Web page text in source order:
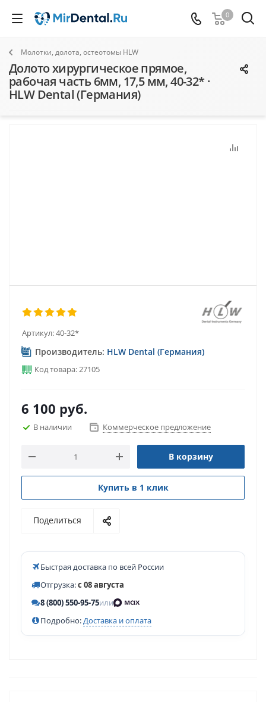
0
Молотки, долота, остеотомы HLW
Долото хирургическое прямое,
рабочая часть 6мм, 17,5 мм, 40-32* ·
HLW Dental (Германия)
Артикул:40-32*
Производитель: HLW Dental (Германия)
Код товара: 27105
6 100 руб.
В наличии Коммерческое предложение
В корзину
Купить в 1 клик
Поделиться
Быстрая доставка по всей России
Отгрузка:с 08 августа
8 (800) 550-95-75или
Подробно:Доставка и оплата